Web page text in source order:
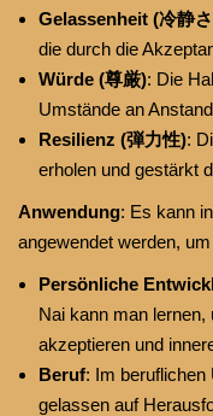
Gelassenheit (冷静
die durch die
Würde (尊厳): Die
Umstände an
Resilienz (弾力性):
erholen und gestärkt
Anwendung: Es kann
angewendet werden,
Persönliche
Nai kann man
akzeptieren und
Beruf: Im beruflichen
gelassen auf